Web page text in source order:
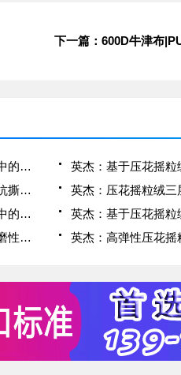
下一篇：600D牛津布
英杰：压花摇粒绒三层复合面料在冬季户外服装中的保暖性能优化研究
英杰：应用于滑雪服的压花摇粒绒三层复合面料抗撕裂与耐磨性提升技术
英杰：压花摇粒绒三层复合面料在户外运动服饰中的保暖与透气性能研究
英杰：压花摇粒绒三层复合面料的抗起球性与耐磨性优化技术分析